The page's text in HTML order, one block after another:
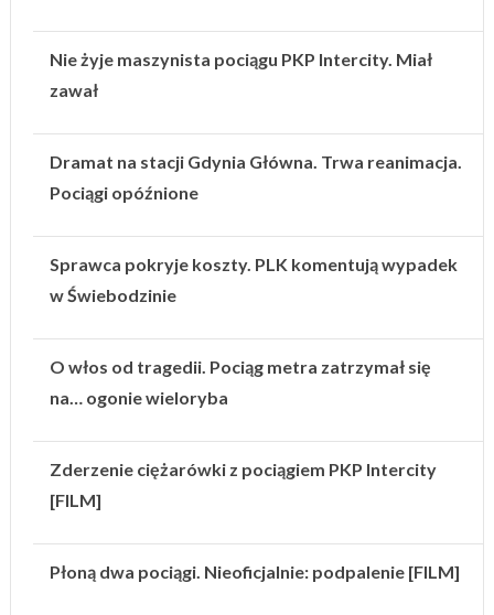
Nie żyje maszynista pociągu PKP Intercity. Miał
zawał
Dramat na stacji Gdynia Główna. Trwa reanimacja.
Pociągi opóźnione
Sprawca pokryje koszty. PLK komentują wypadek
w Świebodzinie
O włos od tragedii. Pociąg metra zatrzymał się
na… ogonie wieloryba
Zderzenie ciężarówki z pociągiem PKP Intercity
[FILM]
Płoną dwa pociągi. Nieoficjalnie: podpalenie [FILM]